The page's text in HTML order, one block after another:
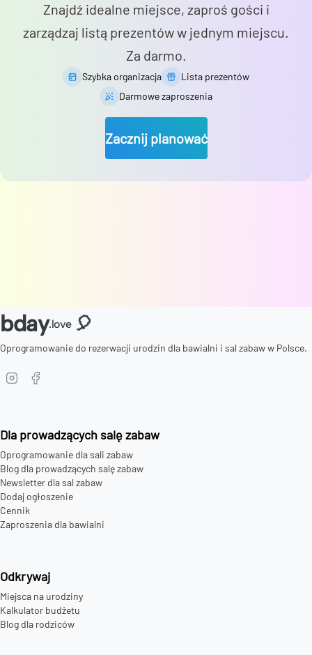
Znajdź idealne miejsce, zaproś gości i
zarządzaj listą prezentów w jednym miejscu.
Za darmo.
Szybka organizacja
Lista prezentów
Darmowe zaproszenia
Zacznij planować
bday.love 🎈
Oprogramowanie do rezerwacji urodzin dla bawialni i sal zabaw w Polsce.
Dla prowadzących salę zabaw
Oprogramowanie dla sali zabaw
Blog dla prowadzących salę zabaw
Newsletter dla sal zabaw
Dodaj ogłoszenie
Cennik
Zaproszenia dla bawialni
Odkrywaj
Miejsca na urodziny
Kalkulator budżetu
Blog dla rodziców